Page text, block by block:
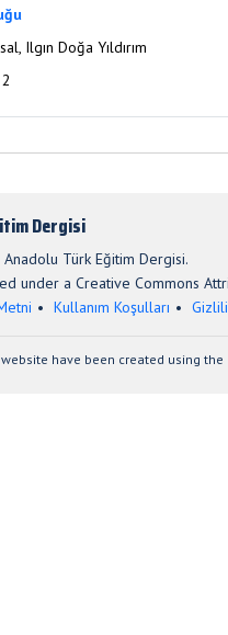
Ilgın Doğa Yıldırım
Dergisi
Türk Eğitim Dergisi.
under a Creative Commons
Kullanım Koşulları
have been created using the